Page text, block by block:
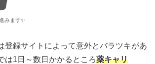
みます✨
登録サイトによって意外とバラツキがあ
は1日～数日かかるところ薬キャリ